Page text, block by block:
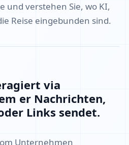
und verstehen Sie, wo KI,
Reise eingebunden sind.
via
er Nachrichten,
Links sendet.
Unternehmen